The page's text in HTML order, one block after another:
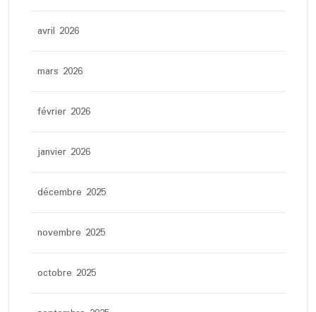
avril 2026
mars 2026
février 2026
janvier 2026
décembre 2025
novembre 2025
octobre 2025